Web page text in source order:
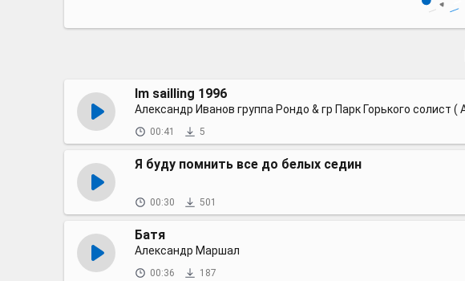
Im sailling 1996
00:41 5
Я буду помнить все до белых седин
00:30 501
Батя
Александр Маршал
00:36 187